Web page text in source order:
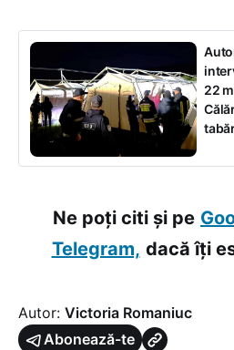
22
Ne poți citi și pe
Telegram, dacă îți
Autor: Victoria Romaniuc
Abonează-te